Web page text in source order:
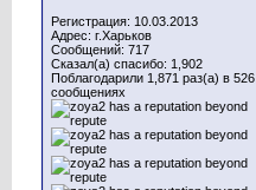
Регистрация: 10.03.2013
Адрес: г.Харьков
Сообщений: 717
Сказал(а) спасибо: 1,902
Поблагодарили 1,871 раз(а) в 526
сообщениях